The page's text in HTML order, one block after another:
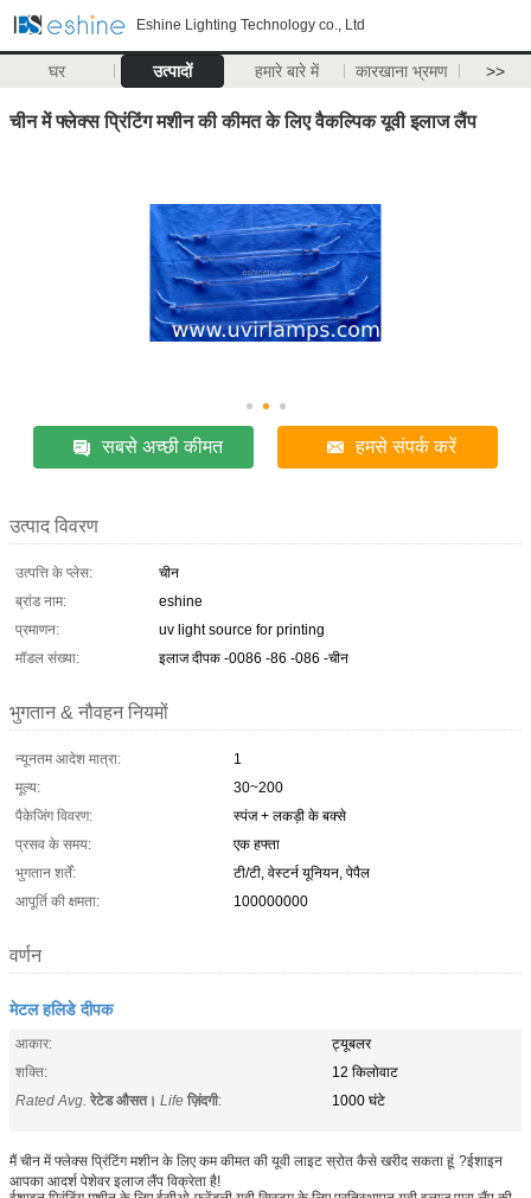
Eshine Lighting Technology co., Ltd
घर उत्पादों हमारे बारे में कारखाना भ्रमण >>
चीन में फ्लेक्स प्रिंटिंग मशीन की कीमत के लिए वैकल्पिक यूवी इलाज लैंप
सबसे अच्छी कीमत हमसे संपर्क करें
उत्पाद विवरण
उत्पत्ति के प्लेस:
चीन
ब्रांड नाम:
eshine
प्रमाणन:
uv light source for printing
मॉडल संख्या:
इलाज दीपक -0086 -86 -086 -चीन
भुगतान & नौवहन नियमों
न्यूनतम आदेश मात्रा:
1
मूल्य:
30~200
पैकेजिंग विवरण:
स्पंज + लकड़ी के बक्से
प्रसव के समय:
एक हफ्ता
भुगतान शर्तें:
टी/टी, वेस्टर्न यूनियन, पेपैल
आपूर्ति की क्षमता:
100000000
वर्णन
मेटल हलिडे दीपक
आकार:
ट्यूबलर
शक्ति:
12 किलोवाट
Rated Avg. रेटेड औसत। Life ज़िंदगी: 1000 घंटे
मैं चीन में फ्लेक्स प्रिंटिंग मशीन के लिए कम कीमत की यूवी लाइट स्रोत कैसे खरीद सकता हूं ?ईशाइन
आपका आदर्श पेशेवर इलाज लैंप विक्रेता है!